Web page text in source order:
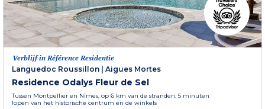
Verblijf in Référence Residentie
Languedoc Roussillon
Aigues Mortes
Residence Odalys Fleur de Sel
Tussen Montpellier en Nîmes, op 6 km van de stranden. 5 minuten
lopen van het historische centrum en de winkels